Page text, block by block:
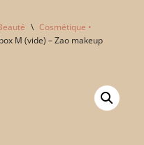
\ Cosmétique •
M (vide) – Zao makeup